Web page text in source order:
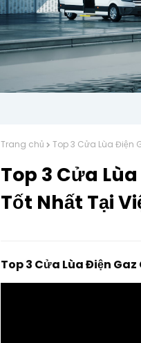
Trang chủ Top 3 Cửa Lùa Điện
Top 3 Cửa
Tốt Nhất Tại
Top 3 Cửa Lùa Điện